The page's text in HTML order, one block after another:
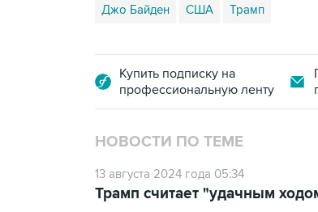
Джо Байден США Трамп
Купить подписку на
профессиональную ленту
НОВОСТИ ПО ТЕМЕ
13 августа 2024 года 05:34
Трамп считает "удачным